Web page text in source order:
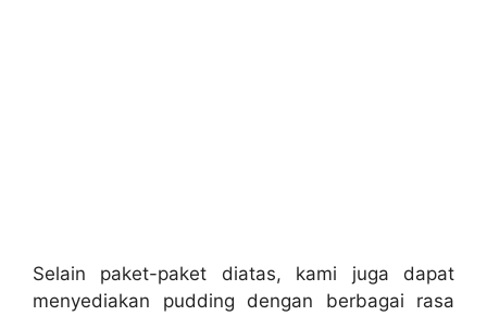
Selain paket-paket diatas, kami juga dapat
menyediakan pudding dengan berbagai rasa